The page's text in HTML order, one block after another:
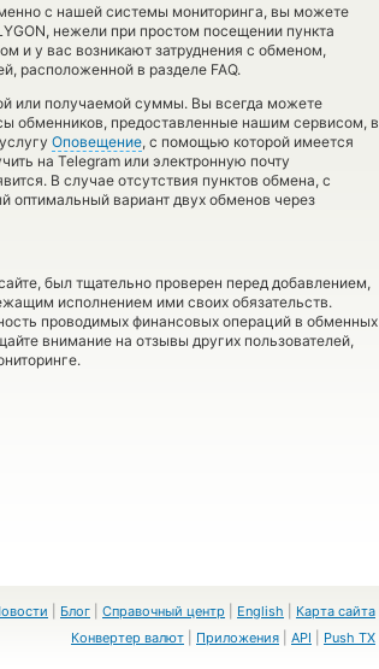
с нашей системы мониторинга, вы можете
нежели при простом посещении пункта
и у вас возникают затруднения с обменом,
расположенной в разделе FAQ.
или получаемой суммы. Вы всегда можете
обменников, предоставленные нашим сервисом, в
Оповещение, с помощью которой имеется
на Telegram или электронную почту
В случае отсутствия пунктов обмена, с
оптимальный вариант двух обменов через
был тщательно проверен перед добавлением,
исполнением ими своих обязательств.
проводимых финансовых операций в обменных
внимание на отзывы других пользователей,
Блог Справочный центр English
Карта сайта
Конвертер валют
Приложения API Push TX